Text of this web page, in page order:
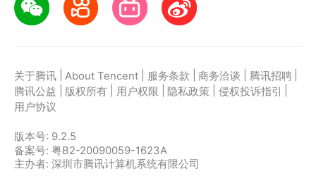
关于腾讯 About Tencent 服务条款 商务洽谈 腾讯招聘
腾讯公益
版权所有 用户权限 隐私政策 侵权投诉指引
用户协议
版本号: 9.2.5
备案号: 粤B2-20090059-1623A
主办者: 深圳市腾讯计算机系统有限公司